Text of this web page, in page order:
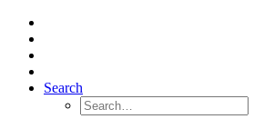
Search